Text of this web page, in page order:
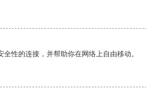
性的连接，并帮助你在网络上自由移动。